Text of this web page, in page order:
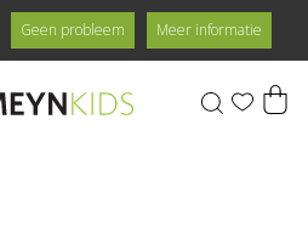
Geen probleem Meer informatie
0